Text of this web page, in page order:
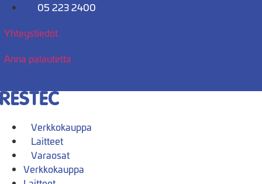
Mene
05 223 2400
Yhteystiedot
Anna palautetta
Verkkokauppa
Laitteet
Varaosat
Verkkokauppa